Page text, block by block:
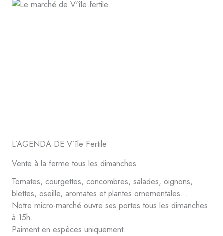
L’AGENDA DE V’île Fertile
Vente à la ferme tous les dimanches
Tomates, courgettes, concombres, salades, oignons,
blettes, oseille, aromates et plantes ornementales…
Notre micro-marché ouvre ses portes tous les dimanches
à 15h.
Paiment en espèces uniquement.